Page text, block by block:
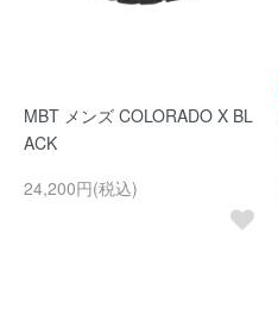
MBT メンズ COLORADO X BL
ACK
24,200円(税込)